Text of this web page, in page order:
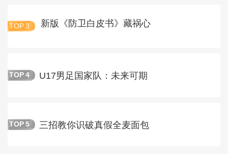
TOP 3 新版《防卫白皮书》藏祸心
TOP 4 U17男足国家队：未来可期
TOP 5 三招教你识破真假全麦面包